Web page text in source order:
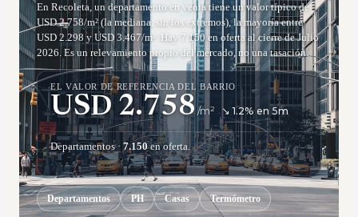
En Recoleta, un departamento en venta tiene un valor típico de
USD 2.758/m² (la mediana, sin los extremos), la mayoría entre
USD 2.298 y USD 3.467/m². Hay 7.150 en oferta al cierre de Julio
2026. Es un relevamiento propio del mercado, no una tasación.
EL VALOR DE REFERENCIA DEL BARRIO
USD2.758/m² ↘ 1.2% en 5m
Departamentos· 7.150en oferta.
Departamentos PH Casas Termómetro